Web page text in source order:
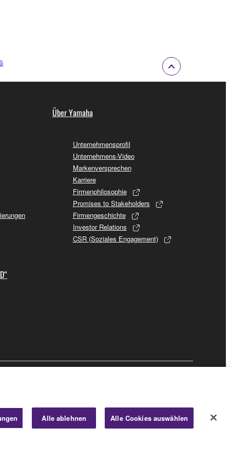
Über Yamaha
Unternehmensprofil
Unternehmens-Video
Markenversprechen
Karriere
Firmenphilosophie
Promises to Stakeholders
Firmengeschichte
Investor Relations
CSR (Soziales Engagement)
Alle ablehnen Alle Cookies auswählen